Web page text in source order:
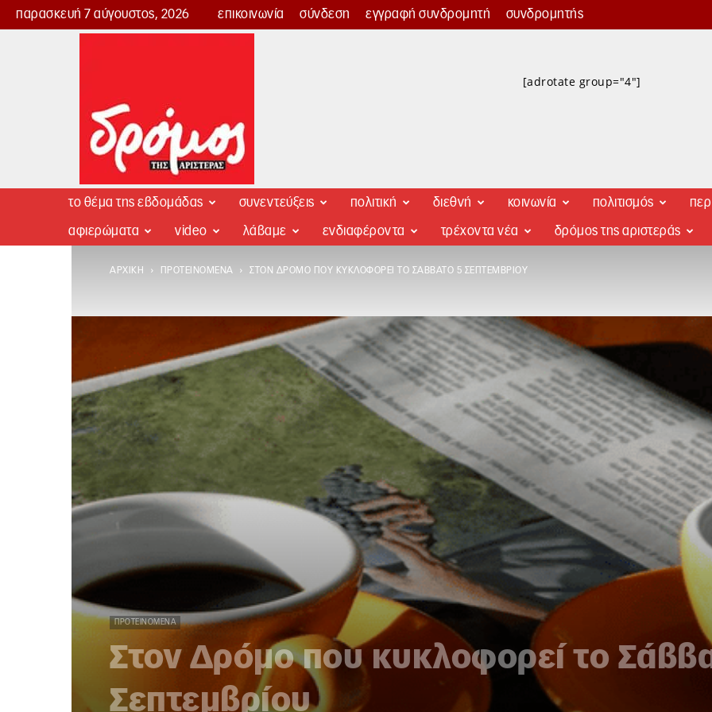
παρασκευή 7 αύγουστος, 2026 επικοινωνία σύνδεση εγγραφή συνδρομητή συνδρομητής
Δρόμος
[adrotate group="4"]
το θέμα της εβδομάδας συνεντεύξεις πολιτική διεθνή κοινωνία πολιτισμός
αφιερώματα video λάβαμε ενδιαφέροντα τρέχοντα νέα δρόμος της αριστεράς
ΑΡΧΙΚΉ ΠΡΟΤΕΙΝΌΜΕΝΑ ΣΤΟΝ ΔΡΌΜΟ ΠΟΥ ΚΥΚΛΟΦΟΡΕΊ ΤΟ ΣΆΒΒΑΤΟ 5 ΣΕΠΤΕΜΒΡΊΟΥ
ΠΡΟΤΕΙΝΌΜΕΝΑ
Στον Δρόμο που κυκλοφορεί το
Σεπτεμβρίου